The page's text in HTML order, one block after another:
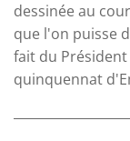
dessinée au
que l'on puisse
fait du
quinquennat